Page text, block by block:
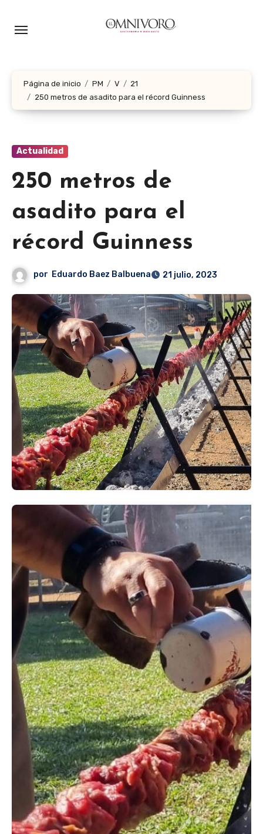
Página de inicio PM V
21
250 metros de asadito para el récord Guinness
Actualidad
250 metros de
asadito para el
récord Guinness
por Eduardo Baez Balbuena 21 julio, 2023